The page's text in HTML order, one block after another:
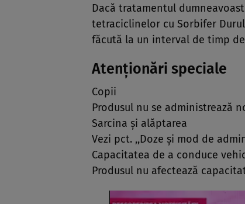
Dacă tratamentul
tetraciclinelor cu Sorbifer
făcută la un interval de timp
Atenţionări speciale
Copii
Produsul nu se administrează
Sarcina şi alăptarea
Vezi pct. ,,Doze şi mod de
Capacitatea de a conduce
Produsul nu afectează